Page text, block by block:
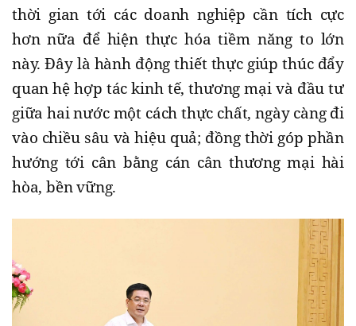
thời gian tới các doanh nghiệp cần tích cực
hơn nữa để hiện thực hóa tiềm năng to lớn
này. Đây là hành động thiết thực giúp thúc đẩy
quan hệ hợp tác kinh tế, thương mại và đầu tư
giữa hai nước một cách thực chất, ngày càng đi
vào chiều sâu và hiệu quả; đồng thời góp phần
hướng tới cân bằng cán cân thương mại hài
hòa, bền vững.